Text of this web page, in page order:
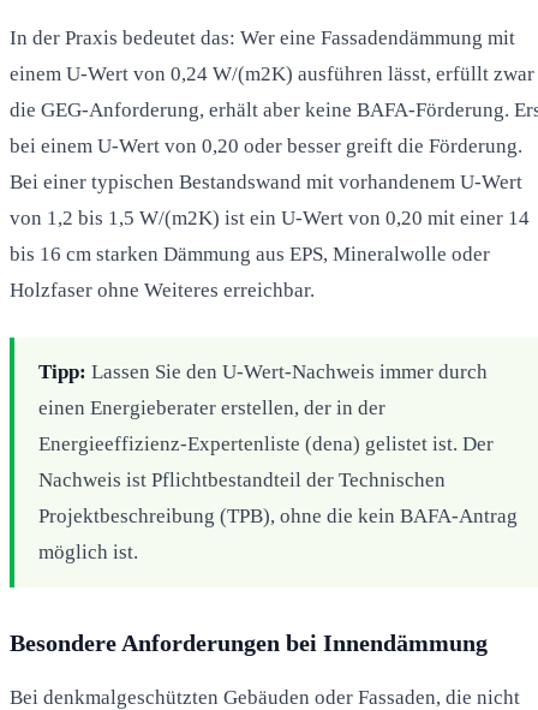
In der Praxis bedeutet das: Wer eine Fassadendämmung mit
einem U-Wert von 0,24 W/(m2K) ausführen lässt, erfüllt zwar
die GEG-Anforderung, erhält aber keine BAFA-Förderung.
bei einem U-Wert von 0,20 oder besser greift die Förderung.
Bei einer typischen Bestandswand mit vorhandenem U-Wert
von 1,2 bis 1,5 W/(m2K) ist ein U-Wert von 0,20 mit einer 14
bis 16 cm starken Dämmung aus EPS, Mineralwolle oder
Holzfaser ohne Weiteres erreichbar.
Tipp: Lassen Sie den U-Wert-Nachweis immer durch
einen Energieberater erstellen, der in der
Energieeffizienz-Expertenliste (dena) gelistet ist. Der
Nachweis ist Pflichtbestandteil der Technischen
Projektbeschreibung (TPB), ohne die kein BAFA-Antrag
möglich ist.
Besondere Anforderungen bei Innendämmung
Bei denkmalgeschützten Gebäuden oder Fassaden, die nicht